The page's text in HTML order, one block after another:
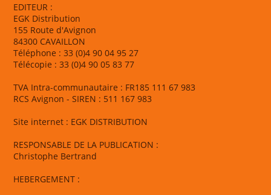
EDITEUR :
EGK Distribution
155 Route d'Avignon
84300 CAVAILLON
Téléphone : 33 (0)4 90 04 95 27
Télécopie : 33 (0)4 90 05 83 77
TVA Intra-communautaire : FR185 111 67 983
RCS Avignon - SIREN : 511 167 983
Site internet : EGK DISTRIBUTION
RESPONSABLE DE LA PUBLICATION :
Christophe Bertrand
HEBERGEMENT :